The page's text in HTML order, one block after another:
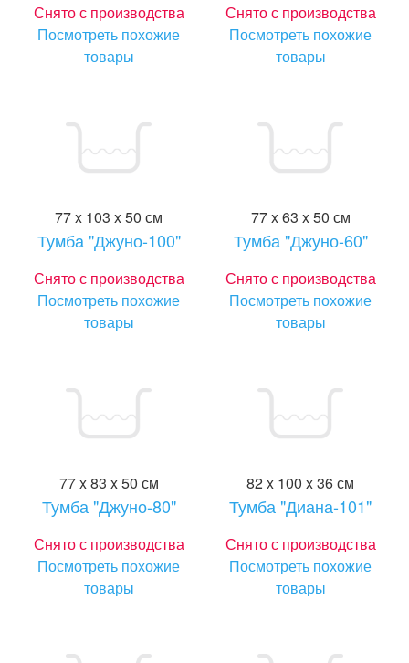
Снято с производства
Посмотреть похожие
товары
Снято с производства
Посмотреть похожие
товары
77 x 103 x 50 см
Тумба "Джуно-100"
Снято с производства
Посмотреть похожие
товары
77 x 63 x 50 см
Тумба "Джуно-60"
Снято с производства
Посмотреть похожие
товары
77 x 83 x 50 см
Тумба "Джуно-80"
Снято с производства
Посмотреть похожие
товары
82 x 100 x 36 см
Тумба "Диана-101"
Снято с производства
Посмотреть похожие
товары